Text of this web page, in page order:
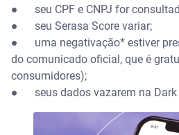
● seu CPF e CNPJ for
● seu Serasa Score variar;
● uma negativação* estiver
do comunicado oficial, que é
consumidores);
● seus dados vazarem na Dark